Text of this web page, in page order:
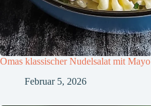
Omas klassischer Nudelsalat mit Mayo
Februar 5, 2026